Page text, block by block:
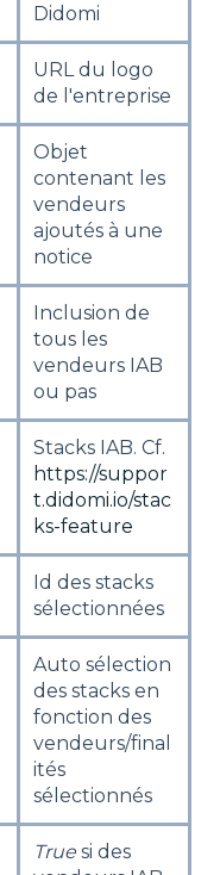
Didomi
URL du logo
de l'entreprise
Objet
contenant les
vendeurs
ajoutés à une
notice
Inclusion de
tous les
vendeurs IAB
ou pas
Stacks IAB. Cf.
https://suppor
t.didomi.io/stac
ks-feature
Id des stacks
sélectionnées
Auto sélection
des stacks en
fonction des
vendeurs/final
ités
sélectionnés
True si des